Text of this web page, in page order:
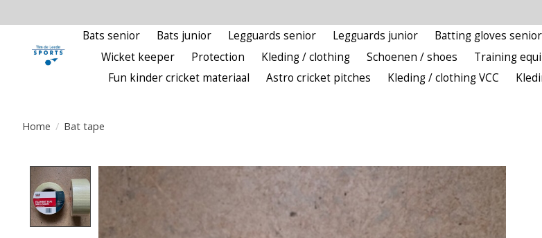
Bats senior Bats junior Legguards senior Legguards junior Batting gloves senior
Wicket keeper
Protection Kleding / clothing Schoenen / shoes Training
Fun kinder cricket materiaal
Astro cricket pitches Kleding / clothing VCC
Home / Bat tape
Product image slideshow Items